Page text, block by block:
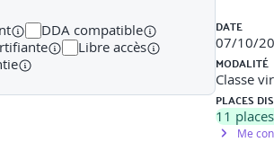
: les participants analysent un «
DDA compatible
Libre accès
DATE
07/10/
MODALITÉ
Classe
PLACES
11
Me